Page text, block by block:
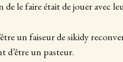
le faire était de jouer avec
un faiseur de sikidy
d’être un pasteur.